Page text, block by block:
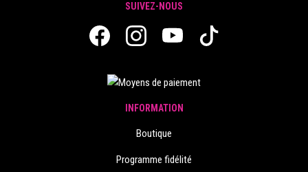
SUIVEZ-NOUS
INFORMATION
Boutique
Programme fidélité